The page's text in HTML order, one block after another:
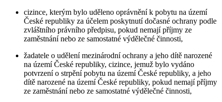
cizince, kterým bylo uděleno oprávnění k pobytu na území
České republiky za účelem poskytnutí dočasné ochrany podle
zvláštního právního předpisu, pokud nemají příjmy ze
zaměstnání nebo ze samostatné výdělečné činnosti,
žadatele o udělení mezinárodní ochrany a jeho dítě narozené
na území České republiky, cizince, jemuž bylo vydáno
potvrzení o strpění pobytu na území České republiky, a jeho
dítě narozené na území České republiky, pokud nemají příjmy
ze zaměstnání nebo ze samostatné výdělečné činnosti,